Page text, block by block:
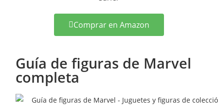
Comprar en Amazon
Guía de figuras de Marvel
completa